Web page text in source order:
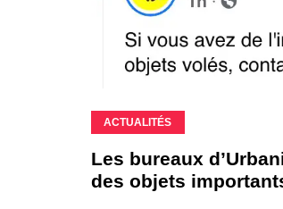
ACTUALITÉS
Les bureaux
des objets